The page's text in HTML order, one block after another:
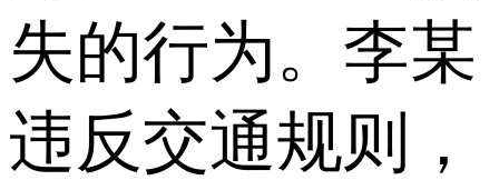
失的行为。李某
违反交通规则，